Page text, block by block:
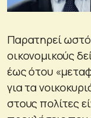
Παρατηρεί
οικονομικούς
έως ότου
για τα
στους πολίτες